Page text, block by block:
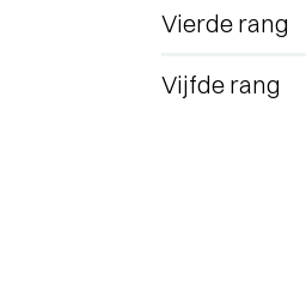
Vierde rang
Vijfde rang